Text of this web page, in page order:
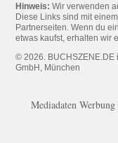
Hinweis: Wir verwenden
Diese Links sind mit
Partnerseiten. Wenn du
etwas kaufst, erhalten wir
© 2026. BUCHSZENE.DE
GmbH, München
Mediadaten Werbung